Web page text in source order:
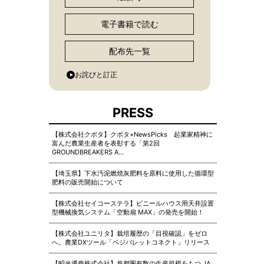
電子書籍で読む
配布先一覧
お詫びと訂正
PRESS
【株式会社クボタ】クボタ×NewsPicks 起業家精神に
富んだ農業生産者を表彰する「第2回
GROUNDBREAKERS A…
【埼玉県】下水汚泥燃焼灰肥料を原料に使用した循環型
肥料の販売開始について
【株式会社セイコーステラ】ビニールハウス用天井設置
型機械換気システム「空動扇 MAX」の発売を開始！
【株式会社ユニリタ】栽培履歴の「目視確認」をゼロ
へ。農業DXツール「ベジパレットコネクト」リリース